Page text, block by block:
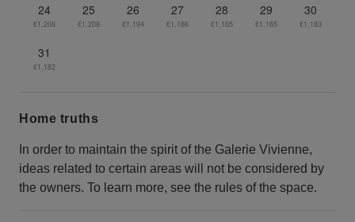
24
€1,208
25
€1,208
26
€1,194
27
€1,166
28
€1,165
29
€1,165
30
€1,183
31
€1,182
Home truths
In order to maintain the spirit of the Galerie Vivienne,
ideas related to certain areas will not be considered by
the owners. To learn more, see the rules of the space.